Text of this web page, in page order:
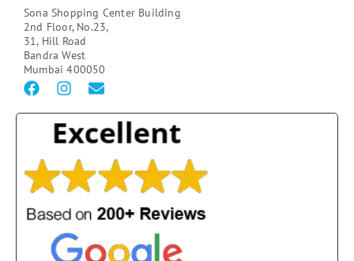
Sona Shopping Center Building
2nd Floor, No.23,
31, Hill Road
Bandra West
Mumbai 400050